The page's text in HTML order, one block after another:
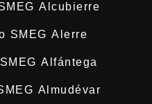
Alcubierre
SMEG Alerre
Alfántega
Almudévar